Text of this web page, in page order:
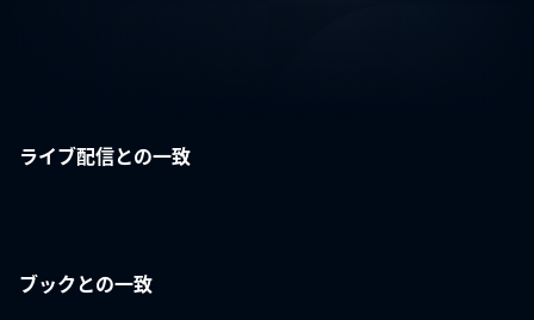
ライブ配信との一致
ブックとの一致